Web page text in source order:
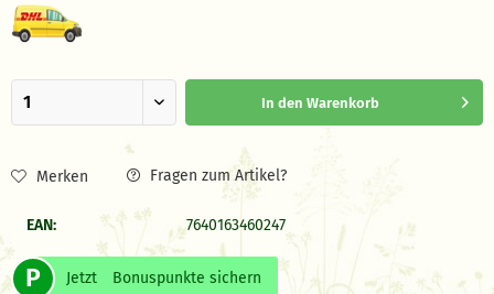
In den Warenkorb
Merken Fragen zum Artikel?
EAN: 7640163460247
P Jetzt Bonuspunkte sichern